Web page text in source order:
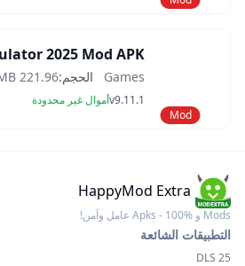
Mod
Games الحجم:221.96 MB
v9.11.1أموال غير محدودة
HappyMod Extra
Mods و Apks - 100% عامل وآمن!
التطبيقات الشائعة
DLS 25